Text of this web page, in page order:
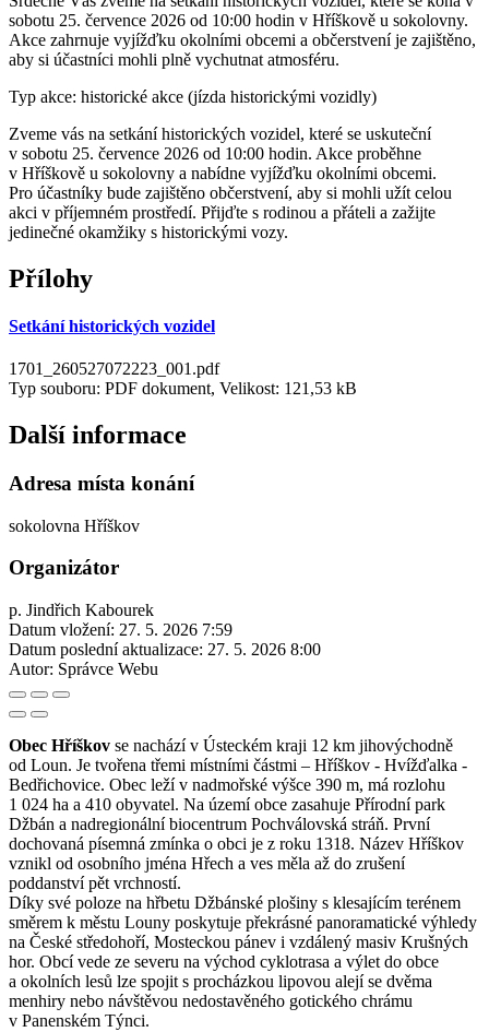
sobotu 25. července 2026 od 10:00 hodin v Hříškově u sokolovny.
Akce zahrnuje vyjížďku okolními obcemi a občerstvení je zajištěno,
aby si účastníci mohli plně vychutnat atmosféru.
Typ akce: historické akce (jízda historickými vozidly)
Zveme vás na setkání historických vozidel, které se uskuteční
v sobotu 25. července 2026 od 10:00 hodin. Akce proběhne
v Hříškově u sokolovny a nabídne vyjížďku okolními obcemi.
Pro účastníky bude zajištěno občerstvení, aby si mohli užít celou
akci v příjemném prostředí. Přijďte s rodinou a přáteli a zažijte
jedinečné okamžiky s historickými vozy.
Přílohy
Setkání historických vozidel
1701_260527072223_001.pdf
Typ souboru: PDF dokument, Velikost: 121,53 kB
Další informace
Adresa místa konání
sokolovna Hříškov
Organizátor
p. Jindřich Kabourek
Datum vložení: 27. 5. 2026 7:59
Datum poslední aktualizace: 27. 5. 2026 8:00
Autor: Správce Webu
Obec Hříškov se nachází v Ústeckém kraji 12 km jihovýchodně
od Loun. Je tvořena třemi místními částmi – Hříškov - Hvížďalka -
Bedřichovice. Obec leží v nadmořské výšce 390 m, má rozlohu
1 024 ha a 410 obyvatel. Na území obce zasahuje Přírodní park
Džbán a nadregionální biocentrum Pochválovská stráň. První
dochovaná písemná zmínka o obci je z roku 1318. Název Hříškov
vznikl od osobního jména Hřech a ves měla až do zrušení
poddanství pět vrchností.
Díky své poloze na hřbetu Džbánské plošiny s klesajícím terénem
směrem k městu Louny poskytuje překrásné panoramatické výhledy
na České středohoří, Mosteckou pánev i vzdálený masiv Krušných
hor. Obcí vede ze severu na východ cyklotrasa a výlet do obce
a okolních lesů lze spojit s procházkou lipovou alejí se dvěma
menhiry nebo návštěvou nedostavěného gotického chrámu
v Panenském Týnci.